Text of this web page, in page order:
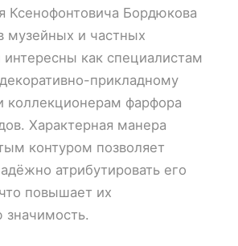
Ксенофонтовича Бордюкова
музейных и частных
как специалистам
прикладному
коллекционерам фарфора
Характерная манера
контуром позволяет
атрибутировать его
повышает их
значимость.